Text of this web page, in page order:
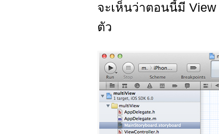
จะเห็นว่าตอนนี้มี
ตัว